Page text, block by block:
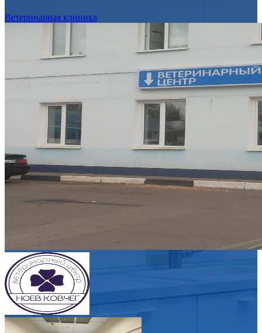
Ветеринарная клиника